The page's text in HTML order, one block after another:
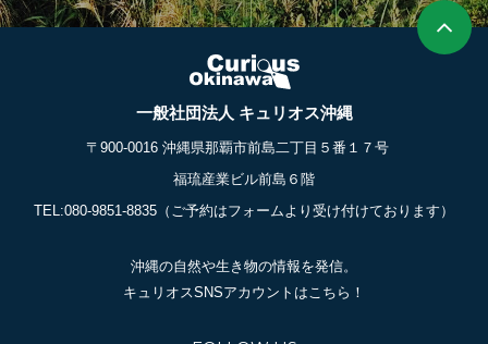
一般社団法人 キュリオス沖縄
〒900-0016 沖縄県那覇市前島二丁目５番１７号
福琉産業ビル前島６階
TEL:080-9851-8835 （ご予約はフォームより受け付けております）
沖縄の自然や生き物の情報を発信。
キュリオスSNSアカウントはこちら！